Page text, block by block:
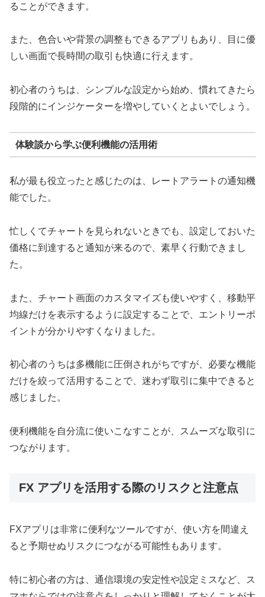
ることができます。
また、色合いや背景の調整もできるアプリもあり、目に優
しい画面で長時間の取引も快適に行えます。
初心者のうちは、シンプルな設定から始め、慣れてきたら
段階的にインジケーターを増やしていくとよいでしょう。
体験談から学ぶ便利機能の活用術
私が最も役立ったと感じたのは、レートアラートの通知機
能でした。
忙しくてチャートを見られないときでも、設定しておいた
価格に到達すると通知が来るので、素早く行動できまし
た。
また、チャート画面のカスタマイズも使いやすく、移動平
均線だけを表示するように設定することで、エントリーポ
イントが分かりやすくなりました。
初心者のうちは多機能に圧倒されがちですが、必要な機能
だけを絞って活用することで、迷わず取引に集中できると
感じました。
便利機能を自分流に使いこなすことが、スムーズな取引に
つながります。
FX アプリを活用する際のリスクと注意点
FXアプリは非常に便利なツールですが、使い方を間違え
ると予期せぬリスクにつながる可能性もあります。
特に初心者の方は、通信環境の安定性や設定ミスなど、ス